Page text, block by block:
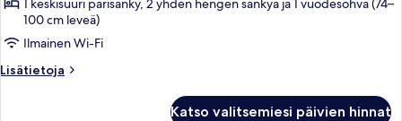
Land
View
(5
persons)
1 keskisuuri parisänky, 2 yhden hengen sänkyä ja 1 vuodesohva (74–
100 cm leveä)
Ilmainen Wi-Fi
Lisätietoja
Lisätietoja
Katso valitsemiesi päivien hinnat